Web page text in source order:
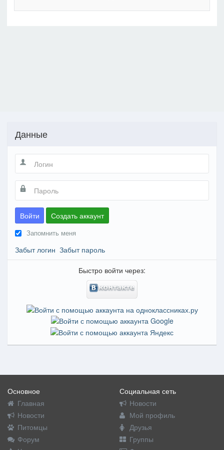
Данные
Войти Создать аккаунт
Запомнить меня
Забыт логин Забыт пароль
Быстро войти через:
Основное
Главная
Новости
Питомцы
Форум
Социальная сеть
Новости
Мой профиль
Друзья
Группы